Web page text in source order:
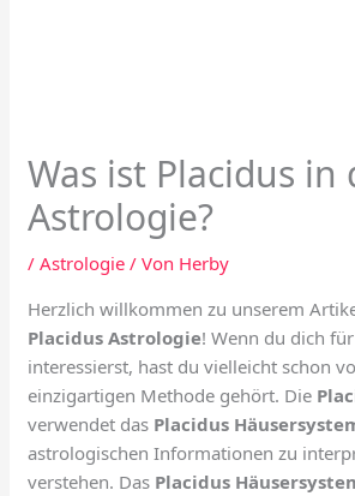
Was ist Placidus in
Astrologie?
/Astrologie / Von Herby
Herzlich willkommen zu unserem
Placidus Astrologie! Wenn du dich
interessierst, hast du vielleicht schon
einzigartigen Methode gehört. Die
verwendet das Placidus
astrologischen Informationen zu
verstehen. Das Placidus